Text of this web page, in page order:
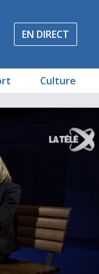
EN DIRECT
Culture